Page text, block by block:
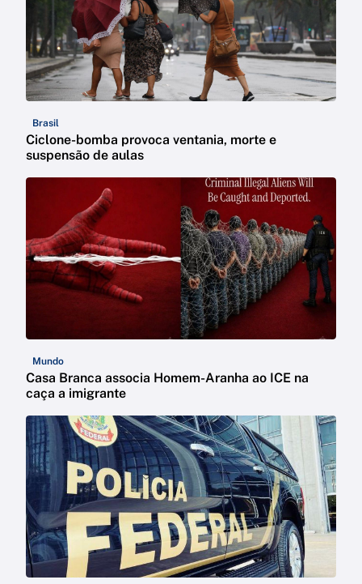
Brasil
Ciclone-bomba provoca ventania, morte e
suspensão de aulas
Mundo
Casa Branca associa Homem-Aranha ao ICE na
caça a imigrante